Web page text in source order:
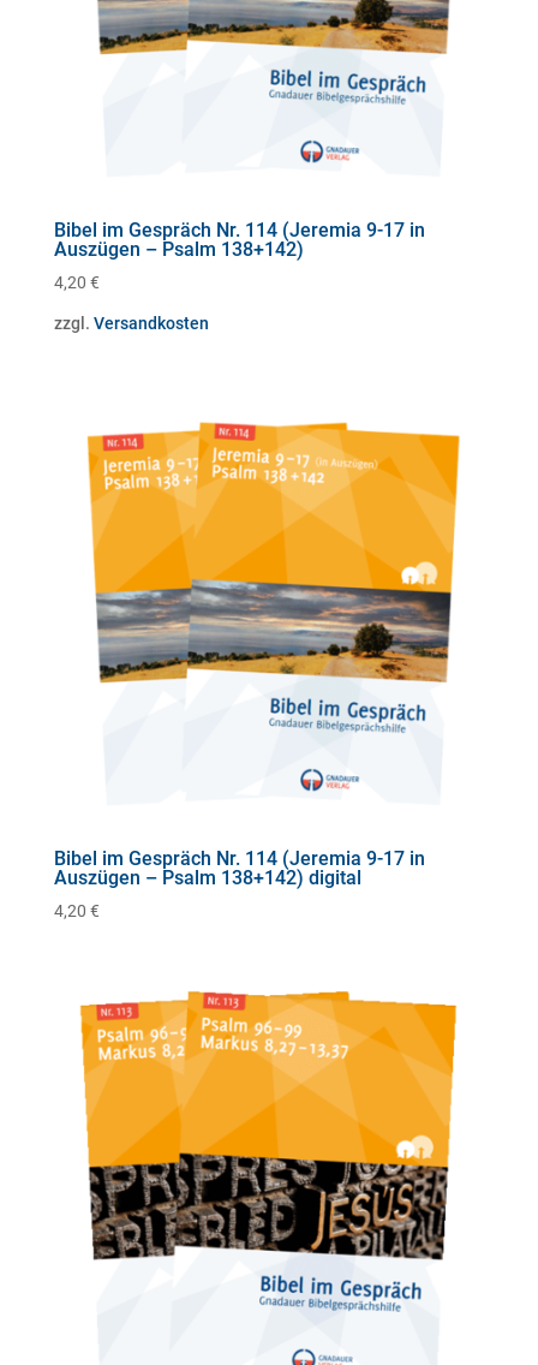
Bibel im Gespräch Nr. 114 (Jeremia 9-17 in
Auszügen – Psalm 138+142)
4,20 €
zzgl. Versandkosten
Bibel im Gespräch Nr. 114 (Jeremia 9-17 in
Auszügen – Psalm 138+142) digital
4,20 €